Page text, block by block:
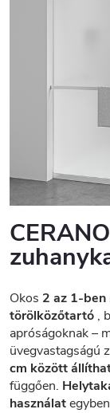
Okos 2 az 1-ben
törölközőtartó ,
apróságoknak –
üvegvastagságú
cm között
függően.
használat